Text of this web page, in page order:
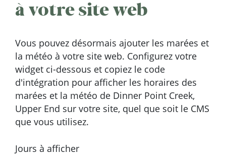
à votre site web
Vous pouvez désormais ajouter les marées et
la météo à votre site web. Configurez votre
widget ci-dessous et copiez le code
d'intégration pour afficher les horaires des
marées et la météo de Dinner Point Creek,
Upper End sur votre site, quel que soit le CMS
que vous utilisez.
Jours à afficher